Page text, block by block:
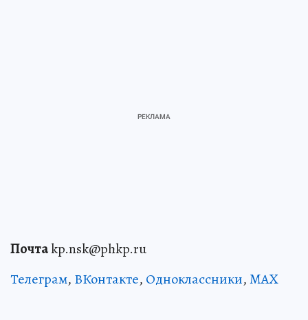
Почтаkp.nsk@phkp.ru
Телеграм, ВКонтакте, Одноклассники,MAX